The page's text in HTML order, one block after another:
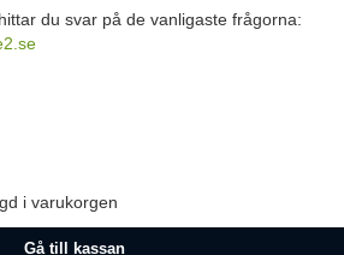
du svar på de vanligaste frågorna:
i varukorgen
Gå till kassan